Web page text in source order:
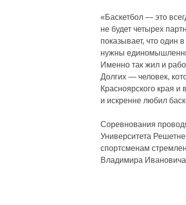
«Баскетбол — это
не будет четырех
показывает, что один
нужны
Именно так жил и
Долгих — человек,
Красноярского края
и искренне любил
Соревнования
Университета
спортсменам
Владимира Ивановича